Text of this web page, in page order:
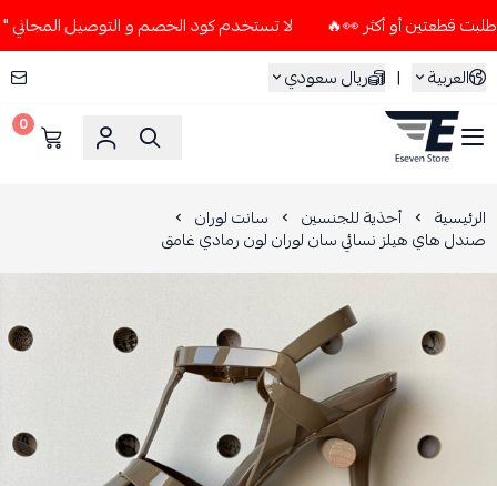
لا تستخدم كود الخصم و التوصيل المجاني " N7 " إلا إذا طلبت قطعتين أو أكثر 👀🔥
العربية
| ريال سعودي
ESEVEN STORE
0
الرئيسية أحذية للجنسين سانت لوران
صندل هاي هيلز نسائي سان لوران لون رمادي غامق